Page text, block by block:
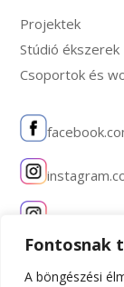
Fontosnak
A böngészési
Projektek
Stúdió ékszerek
Csoportok és